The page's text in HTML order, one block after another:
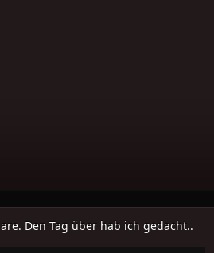
Den Tag über hab ich gedacht..